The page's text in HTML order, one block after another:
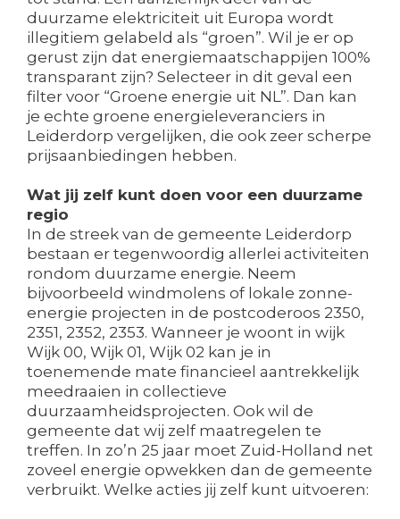
duurzame elektriciteit uit Europa wordt
illegitiem gelabeld als “groen”. Wil je er op
gerust zijn dat energiemaatschappijen 100%
transparant zijn? Selecteer in dit geval een
filter voor “Groene energie uit NL”. Dan kan
je echte groene energieleveranciers in
Leiderdorp vergelijken, die ook zeer scherpe
prijsaanbiedingen hebben.
Wat jij zelf kunt doen voor een duurzame
regio
In de streek van de gemeente Leiderdorp
bestaan er tegenwoordig allerlei activiteiten
rondom duurzame energie. Neem
bijvoorbeeld windmolens of lokale zonne-
energie projecten in de postcoderoos 2350,
2351, 2352, 2353. Wanneer je woont in wijk
Wijk 00, Wijk 01, Wijk 02 kan je in
toenemende mate financieel aantrekkelijk
meedraaien in collectieve
duurzaamheidsprojecten. Ook wil de
gemeente dat wij zelf maatregelen te
treffen. In zo’n 25 jaar moet Zuid-Holland net
zoveel energie opwekken dan de gemeente
verbruikt. Welke acties jij zelf kunt uitvoeren: